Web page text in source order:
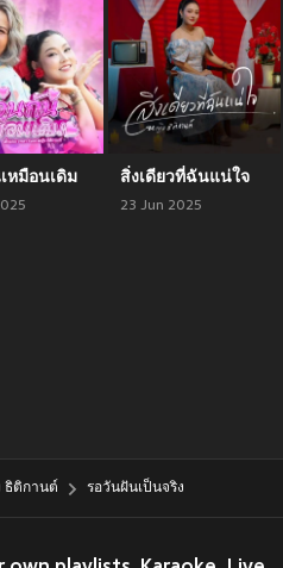
หมือนเดิม สิ่งเดียวที่ฉันแน่ใจ
23 Jun 2025
ธิติกานต์ รอวันฝันเป็นจริง